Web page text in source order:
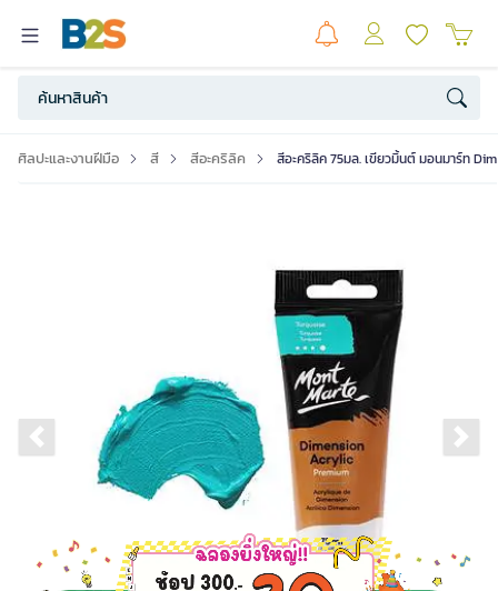
ศิลปะและงานฝีมือ สี สีอะคริลิค สีอะคริลิค 75มล. เขียวมิ้นต์ มอนมาร์ท
Previous slide